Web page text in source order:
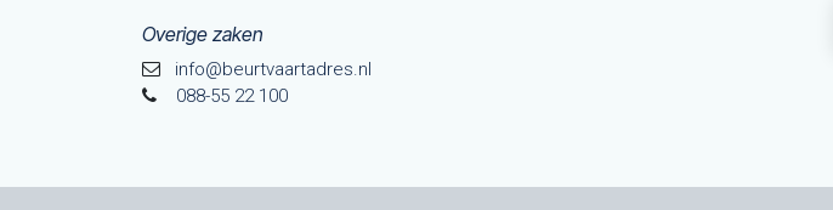
Overige zaken
info@beurtvaartadres.nl
088-55 22 100